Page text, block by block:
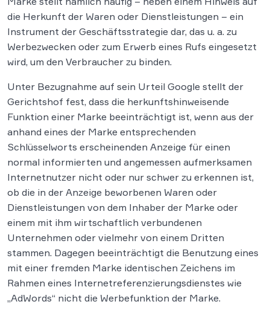
die Herkunft der Waren oder Dienstleistungen – ein
Instrument der Geschäftsstrategie dar, das u. a. zu
Werbezwecken oder zum Erwerb eines Rufs eingesetzt
wird, um den Verbraucher zu binden.
Unter Bezugnahme auf sein Urteil Google stellt der
Gerichtshof fest, dass die herkunftshinweisende
Funktion einer Marke beeinträchtigt ist, wenn aus der
anhand eines der Marke entsprechenden
Schlüsselworts erscheinenden Anzeige für einen
normal informierten und angemessen aufmerksamen
Internetnutzer nicht oder nur schwer zu erkennen ist,
ob die in der Anzeige beworbenen Waren oder
Dienstleistungen von dem Inhaber der Marke oder
einem mit ihm wirtschaftlich verbundenen
Unternehmen oder vielmehr von einem Dritten
stammen. Dagegen beeinträchtigt die Benutzung eines
mit einer fremden Marke identischen Zeichens im
Rahmen eines Internetreferenzierungsdienstes wie
„AdWords“ nicht die Werbefunktion der Marke.